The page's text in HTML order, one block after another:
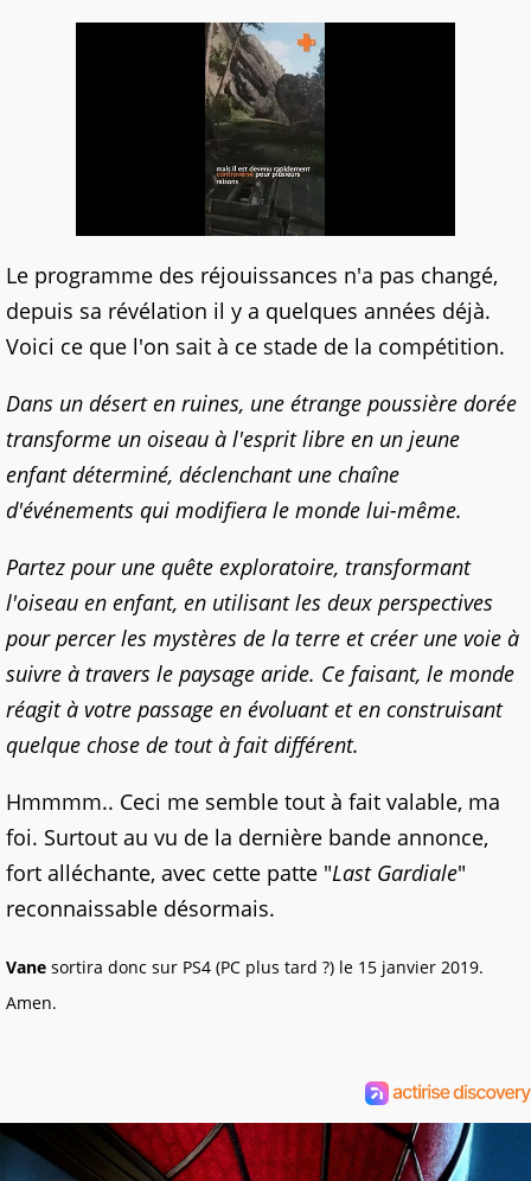
Le programme des réjouissances n'a pas changé,
depuis sa révélation il y a quelques années déjà.
Voici ce que l'on sait à ce stade de la compétition.
Dans un désert en ruines, une étrange poussière dorée
transforme un oiseau à l'esprit libre en un jeune
enfant déterminé, déclenchant une chaîne
d'événements qui modifiera le monde lui-même.
Partez pour une quête exploratoire, transformant
l'oiseau en enfant, en utilisant les deux perspectives
pour percer les mystères de la terre et créer une voie à
suivre à travers le paysage aride. Ce faisant, le monde
réagit à votre passage en évoluant et en construisant
quelque chose de tout à fait différent.
Hmmmm.. Ceci me semble tout à fait valable, ma
foi. Surtout au vu de la dernière bande annonce,
fort alléchante, avec cette patte "Last Gardiale"
reconnaissable désormais.
Vane sortira donc sur PS4 (PC plus tard ?) le 15 janvier 2019.
Amen.